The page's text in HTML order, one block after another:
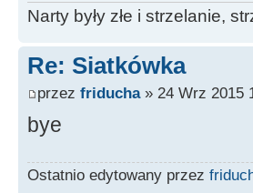
Narty były złe i strzelanie,
Re: Siatkówka
przez friducha» 24 Wrz 2015
bye
Ostatnio edytowany przez